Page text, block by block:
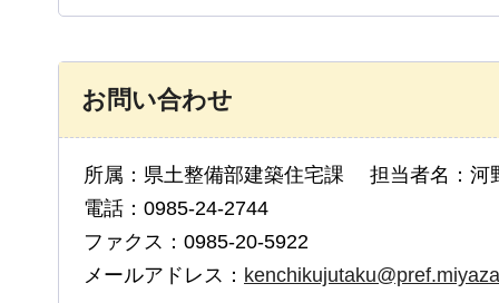
お問い合わせ
所属：県土整備部建築住宅課 担当者名：河
電話：0985-24-2744
ファクス：0985-20-5922
メールアドレス：